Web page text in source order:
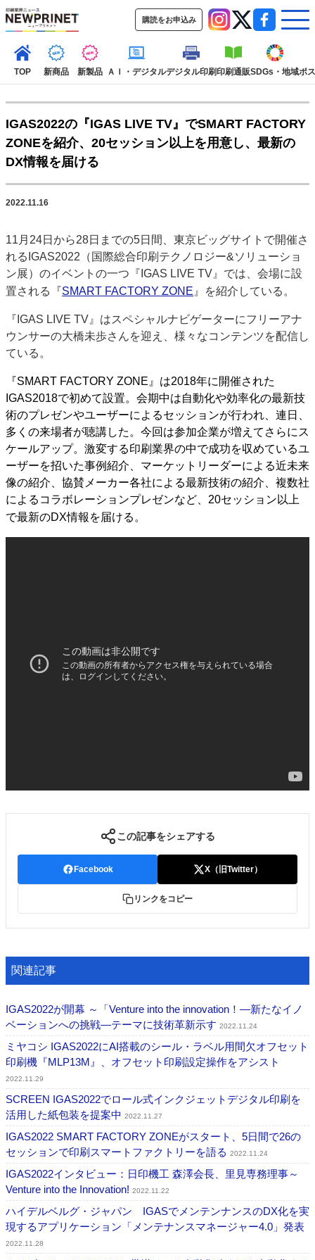
購読をお申込み
TOP 新商品 新製品 ＡＩ・デジタルデジタル印刷印刷通販SDGs・地域ポ
インデックス
TOP
新着記事
インタビュー
カテゴリー一覧
SDGs・地域
ポストプレス ビジネス イベント 信用情報
業界
市場・統計
人事・移転・異動・訃報
特集記事カテゴリー一覧
特集・デジタル印刷 アイデアで勝負！ ～多様なビジネス・多彩な商材～
JAPAN PACK 2023 特集
案内
発刊案内
JFPI印刷用語集 印刷機材年鑑
運営
会社案内
購読・購入申し込み
サイトポリシー
お問い合わせ
IGAS2022の『IGAS LIVE TV』でSMART FACTORY
ZONEを紹介、20セッション以上を用意し、最新の
DX情報を届ける
2022.11.16
11月24日から28日までの5日間、東京ビッグサイトで開催さ
れるIGAS2022（国際総合印刷テクノロジー&ソリューショ
ン展）のイベントの一つ『IGAS LIVE TV』では、会場に設
置される『SMART FACTORY ZONE 』を紹介している。
『IGAS LIVE TV』はスペシャルナビゲーターにフリーアナ
ウンサーの大橋未歩さんを迎え、様々なコンテンツを配信し
ている。
『SMART FACTORY ZONE』は2018年に開催された
IGAS2018で初めて設置。会期中は自動化や効率化の最新技
術のプレゼンやユーザーによるセッションが行われ、連日、
多くの来場者が聴講した。今回は参加企業が増えてさらにス
ケールアップ。激変する印刷業界の中で成功を収めているユ
ーザーを招いた事例紹介、マーケットリーダーによる近未来
像の紹介、協賛メーカー各社による最新技術の紹介、複数社
によるコラボレーションプレゼンなど、20セッション以上
で最新のDX情報を届ける。
この記事をシェアする
Facebook X（旧Twitter）
リンクをコピー
関連記事
IGAS2022が開幕 ～「Venture into the innovation！―新たなイノ
ベーションへの挑戦―テーマに技術革新示す 2022.11.24
ミヤコシ IGAS2022にAI搭載のシール・ラベル用間欠オフセット
印刷機『MLP13M』、オフセット印刷設定操作をアシスト
2022.11.29
SCREEN IGAS2022でロール式インクジェットデジタル印刷を
活用した紙包装を提案中 2022.11.27
IGAS2022 SMART FACTORY ZONEがスタート、5日間で26の
セッションで印刷スマートファクトリーを語る 2022.11.24
IGAS2022インタビュー：日印機工 森澤会長、里見専務理事～
Venture into the Innovation! 2022.11.22
ハイデルベルグ・ジャパン IGASでメンテンナンスのDX化を実
現するアプリケーション「メンテナンスマネージャー4.0」発表
2022.11.28